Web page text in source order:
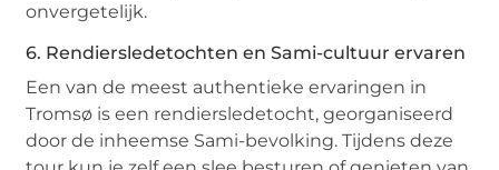
onvergetelijk.
6. Rendiersledetochten en Sami-cultuur ervaren
Een van de meest authentieke ervaringen in
Tromsø is een rendiersledetocht, georganiseerd
door de inheemse Sami-bevolking. Tijdens deze